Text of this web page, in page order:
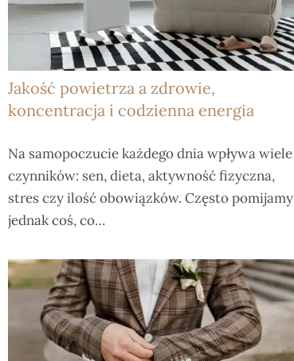
Jakość powietrza a zdrowie,
koncentracja i codzienna energia
Na samopoczucie każdego dnia wpływa wiele
czynników: sen, dieta, aktywność fizyczna,
stres czy ilość obowiązków. Często pomijamy
jednak coś, co…